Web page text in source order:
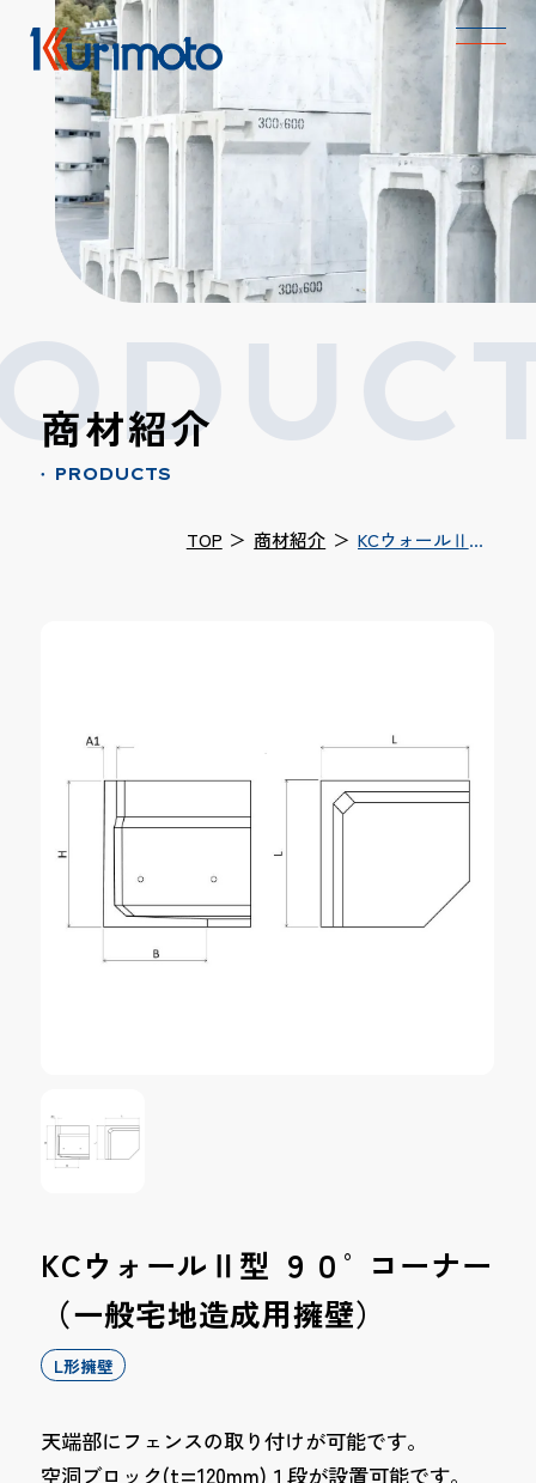
商材紹介
● PRODUCTS
TOP ＞ 商材紹介 ＞ KCウォールⅡ型
KCウォールⅡ型 ９０°コーナー
（一般宅地造成用擁壁）
L形擁壁
天端部にフェンスの取り付けが可能です。
空洞ブロック(t=120mm)１段が設置可能です。